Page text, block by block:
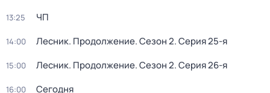
13:25 ЧП
14:00 Лесник. Продолжение. Сезон 2. Серия 25-я
15:00 Лесник. Продолжение. Сезон 2. Серия 26-я
16:00 Сегодня